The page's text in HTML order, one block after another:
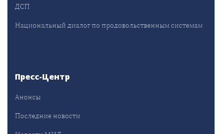
ДСП
Национальный диалог по продовольственным системам
Пресс-Центр
Анонсы
Последние новости